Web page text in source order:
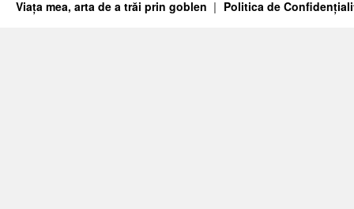
Viața mea, arta de a trăi prin goblen Politica de